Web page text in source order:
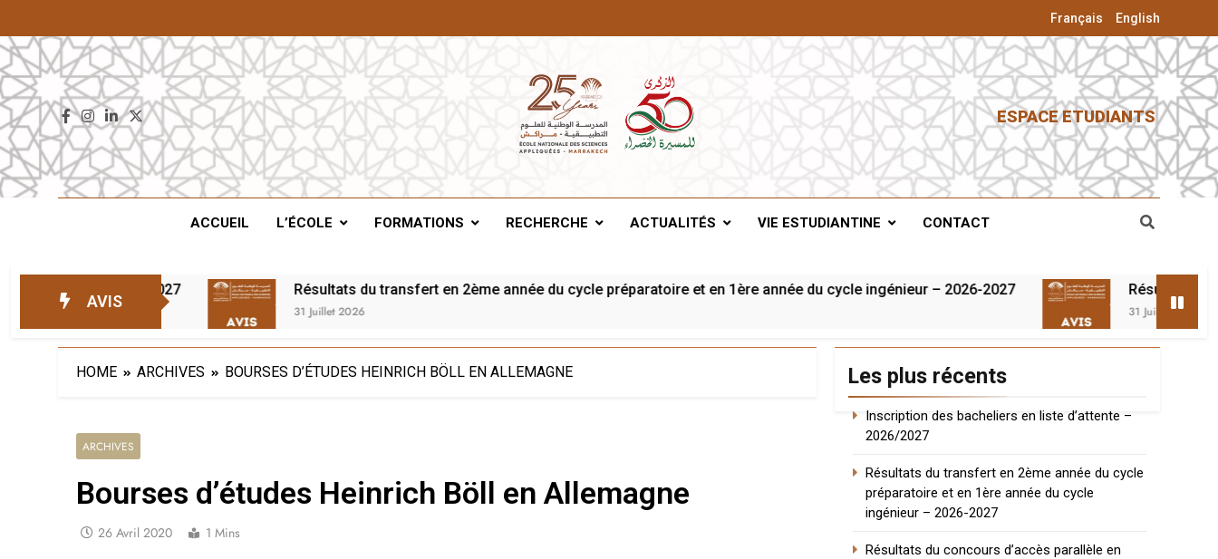
Français English
ENSA De Marrakech
ESPACE ETUDIANTS
ACCUEIL L’ÉCOLE FORMATIONS RECHERCHE ACTUALITÉS VIE ESTUDIANTINE CONTACT
AVIS
– 2026/2027 Résultats du transfert en 2ème année du cycle préparatoire et en 1ère année du cycle ingénieur – 2026-2027
31 Juillet 2026
Résultats du
31 Juillet 2026
HOME ARCHIVES BOURSES D’ÉTUDES HEINRICH BÖLL EN ALLEMAGNE
ARCHIVES
Bourses d’études Heinrich Böll en Allemagne
26 Avril 2020 1 Mins
Les plus récents
Inscription des bacheliers en liste d’attente –
2026/2027
Résultats du transfert en 2ème année du cycle
préparatoire et en 1ère année du cycle
ingénieur – 2026-2027
Résultats du concours d’accès parallèle en